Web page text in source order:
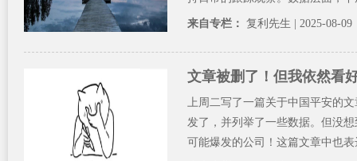
来自专栏： 复利先生 | 2025-08-09
文章被删了！但我依然看
上周二写了一篇关于中国平安的
发了，并列举了一些数据。但没
可能爆发的公司！这篇文章中也